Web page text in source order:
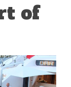
of